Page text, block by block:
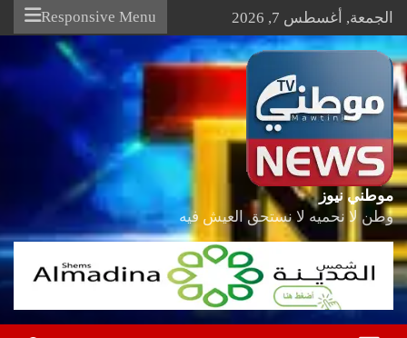
Skip
content
الجمعة, أغسطس 7, 2026 Responsive Menu
موطني نيوز
وطن لا نحميه لا نستحق العيش فيه